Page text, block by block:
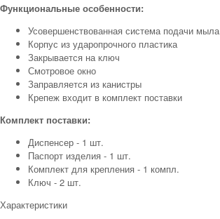
Функциональные особенности:
Усовершенствованная система подачи мыла
Корпус из ударопрочного пластика
Закрывается на ключ
Смотровое окно
Заправляется из канистры
Крепеж входит в комплект поставки
Комплект поставки:
Диспенсер - 1 шт.
Паспорт изделия - 1 шт.
Комплект для крепления - 1 компл.
Ключ - 2 шт.
Характеристики